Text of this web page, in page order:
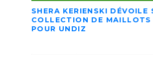
SHERA KERIENSKI DÉVOILE
COLLECTION DE MAILLOTS
POUR UNDIZ